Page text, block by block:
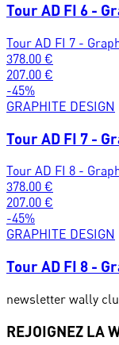
Tour AD FI 6 -
Tour AD FI 7 -
378.00 €
207.00 €
-45%
GRAPHITE DESIGN
Tour AD FI 7 -
Tour AD FI 8 -
378.00 €
207.00 €
-45%
GRAPHITE DESIGN
Tour AD FI 8 -
newsletter wally
REJOIGNEZ LA